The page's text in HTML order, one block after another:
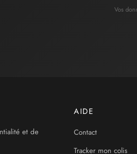
Vos
et de
AIDE
Contact
Tracker mon colis